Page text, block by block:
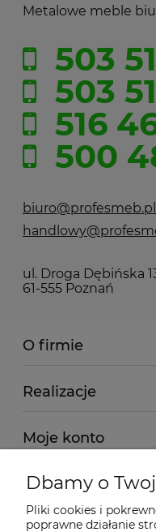
Metalowe meble
503
503
516
500
biuro@profesmeb.pl
ul. Droga Dębińska
61-555 Poznań
O firmie
Realizacje
Moje konto
Regulamin
Dbamy o
Pliki cookies i
poprawne działanie